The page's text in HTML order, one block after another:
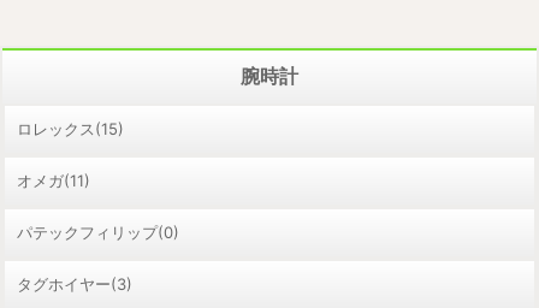
腕時計
ロレックス(15)
オメガ(11)
パテックフィリップ(0)
タグホイヤー(3)